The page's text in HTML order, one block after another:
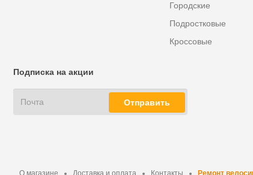
Городские
Подростковые
Кроссовые
Подписка на акции
Отправить
О магазине Доставка и оплата Контакты Ремонт